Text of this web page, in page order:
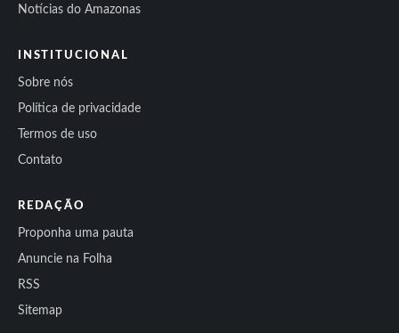
Notícias do Amazonas
INSTITUCIONAL
Sobre nós
Política de privacidade
Termos de uso
Contato
REDAÇÃO
Proponha uma pauta
Anuncie na Folha
RSS
Sitemap